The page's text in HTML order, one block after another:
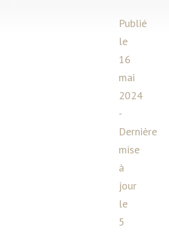
Publié
le
16
mai
2024
-
Dernière
mise
à
jour
le
5